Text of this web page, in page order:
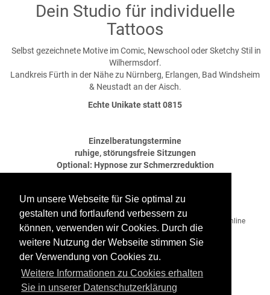
Um unsere Webseite für Sie optimal zu
gestalten und fortlaufend verbessern zu
können, verwenden wir Cookies. Durch die
weitere Nutzung der Webseite stimmen Sie
der Verwendung von Cookies zu.
Weitere Informationen zu Cookies erhalten
Sie in unserer Datenschutzerklärung
Dein Studio für individuelle
Tattoos
Selbst gezeichnete Motive im Comic, Newschool oder Sketchy Stil in
Wilhermsdorf.
Landkreis Fürth in der Nähe zu Nürnberg, Erlangen, Bad Windsheim
& Neustadt an der Aisch.
Echte Unikate statt 0815
Einzelberatungstermine
ruhige, störungsfreie Sitzungen
Optional: Hypnose zur Schmerzreduktion
Wichtige Info für alle Studiobesitzer!
Ab sofort ist es möglich Eure Studio-Vorstellung beim Tattooscout online
vollständig selbst zu erstellen.
Ihr könnt sämtliche Texte und Bilder jederzeit ergänzen und ändern.
Für weitere Infos bitte hier klicken!